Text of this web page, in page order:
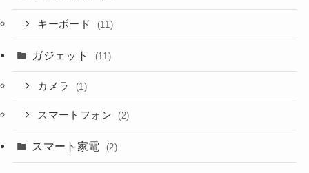
キーボード (11)
ガジェット (11)
カメラ (1)
スマートフォン (2)
スマート家電 (2)